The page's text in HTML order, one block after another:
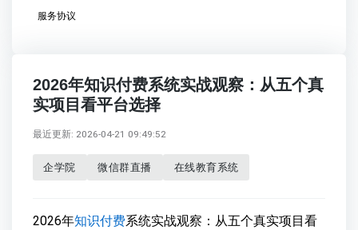
服务协议
2026年知识付费系统实战观察：从五个真
实项目看平台选择
最近更新: 2026-04-21 09:49:52
企学院 微信群直播 在线教育系统
2026年知识付费系统实战观察：从五个真实项目看